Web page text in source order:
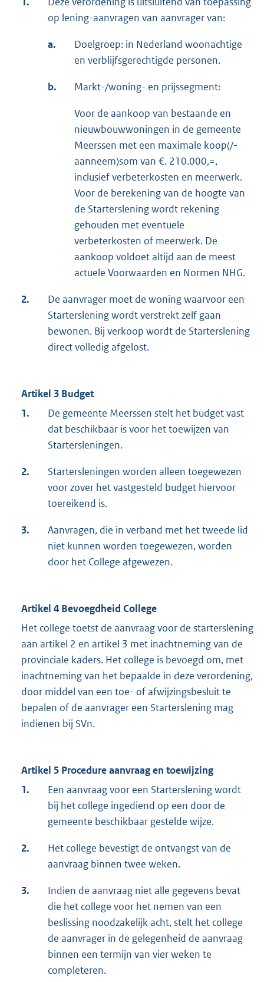
op lening-aanvragen van aanvrager van:
a.
Doelgroep: in Nederland woonachtige
en verblijfsgerechtigde personen.
b. Markt-/woning- en prijssegment:
Voor de aankoop van bestaande en
nieuwbouwwoningen in de gemeente
Meerssen met een maximale koop(/-
aanneem)som van €. 210.000,=,
inclusief verbeterkosten en meerwerk.
Voor de berekening van de hoogte van
de Starterslening wordt rekening
gehouden met eventuele
verbeterkosten of meerwerk. De
aankoop voldoet altijd aan de meest
actuele Voorwaarden en Normen NHG.
2.
De aanvrager moet de woning waarvoor een
Starterslening wordt verstrekt zelf gaan
bewonen. Bij verkoop wordt de Starterslening
direct volledig afgelost.
Artikel 3 Budget
1.
De gemeente Meerssen stelt het budget vast
dat beschikbaar is voor het toewijzen van
Startersleningen.
2.
Startersleningen worden alleen toegewezen
voor zover het vastgesteld budget hiervoor
toereikend is.
3.
Aanvragen, die in verband met het tweede lid
niet kunnen worden toegewezen, worden
door het College afgewezen.
Artikel 4 Bevoegdheid College
Het college toetst de aanvraag voor de starterslening
aan artikel 2 en artikel 3 met inachtneming van de
provinciale kaders. Het college is bevoegd om, met
inachtneming van het bepaalde in deze verordening,
door middel van een toe- of afwijzingsbesluit te
bepalen of de aanvrager een Starterslening mag
indienen bij SVn.
Artikel 5 Procedure aanvraag en toewijzing
1.
Een aanvraag voor een Starterslening wordt
bij het college ingediend op een door de
gemeente beschikbaar gestelde wijze.
2.
Het college bevestigt de ontvangst van de
aanvraag binnen twee weken.
3.
Indien de aanvraag niet alle gegevens bevat
die het college voor het nemen van een
beslissing noodzakelijk acht, stelt het college
de aanvrager in de gelegenheid de aanvraag
binnen een termijn van vier weken te
completeren.